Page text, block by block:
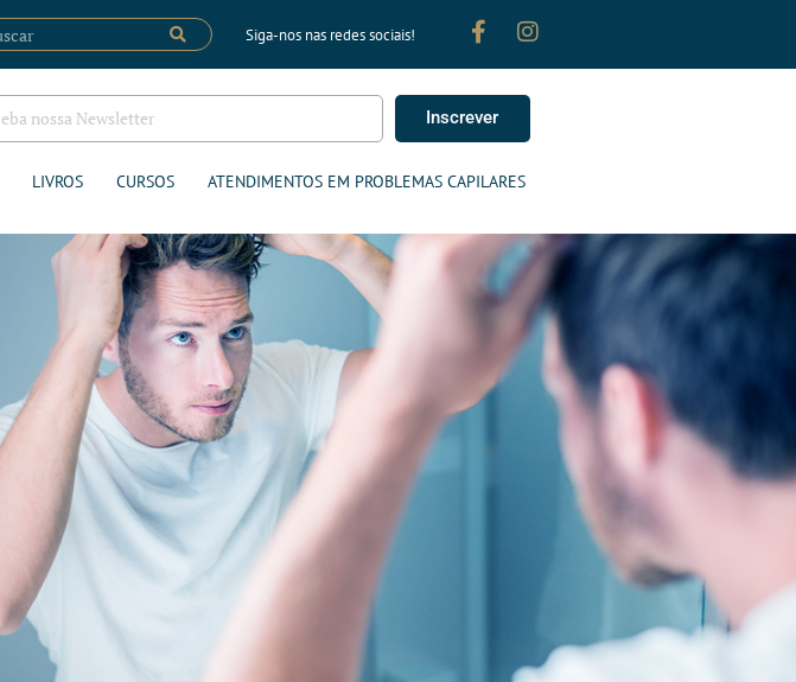
Siga-nos nas redes sociais!
Inscrever
LIVROS CURSOS ATENDIMENTOS EM PROBLEMAS CAPILARES